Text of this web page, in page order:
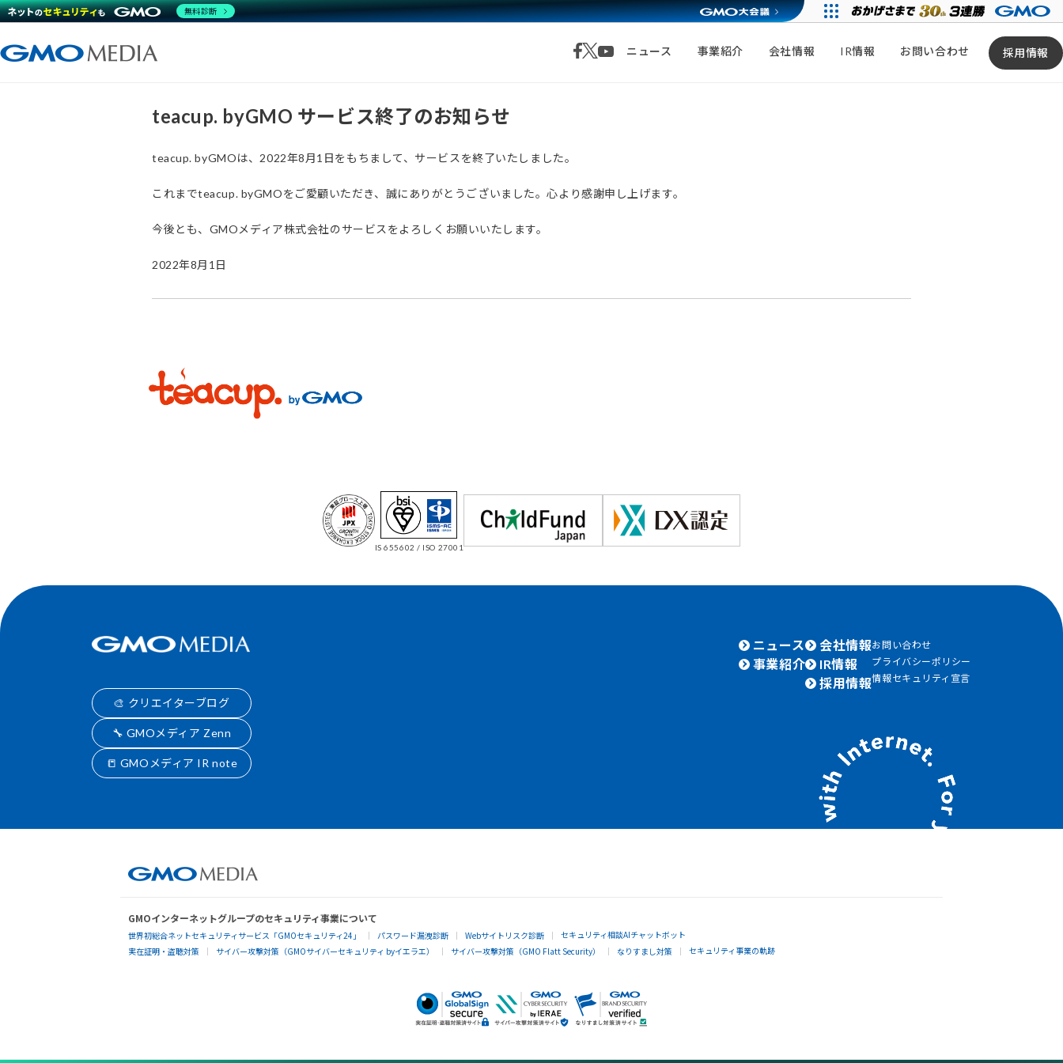
ニュース 事業紹介 会社情報 IR情報 お問い合わせ 採用情報
teacup. byGMO サービス終了のお知らせ
teacup. byGMOは、2022年8月1日をもちまして、サービスを終了いたしました。
これまでteacup. byGMOをご愛顧いただき、誠にありがとうございました。心より感謝申し上げます。
今後とも、GMOメディア株式会社のサービスをよろしくお願いいたします。
2022年8月1日
IS 655602 / ISO 27001
🎨 クリエイターブログ
🔧 GMOメディア Zenn
📒 GMOメディア IR note
ニュース
事業紹介
会社情報
IR情報
採用情報
お問い合わせ
プライバシーポリシー
情報セキュリティ宣言
GMOインターネットグループのセキュリティ事業について
世界初総合ネットセキュリティサービス「GMOセキュリティ24」 パスワード漏洩診断 Webサイトリスク診断
セキュリティ相談AIチャットボット
実在証明・盗聴対策
サイバー攻撃対策（GMOサイバーセキュリティ byイエラエ） サイバー攻撃対策（GMO Flatt Security） なりすまし対策 セキュリティ事業の軌跡
無料診断